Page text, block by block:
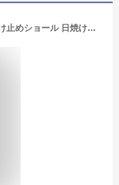
【限定2+最大10倍★防災フェア】シアー日焼け止めショール 日焼け防止 腕から肩まで保護 日焼け止め ショール アームスリーブ 通勤 外回り 透け感 シアーショール アームカバー 紫外線対策 スカーフ コスプレ 衣装 ダンス ドレス